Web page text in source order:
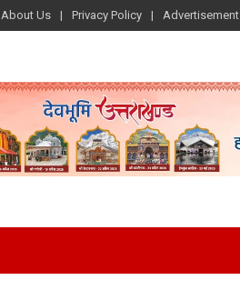
About Us Privacy Policy Advertisement